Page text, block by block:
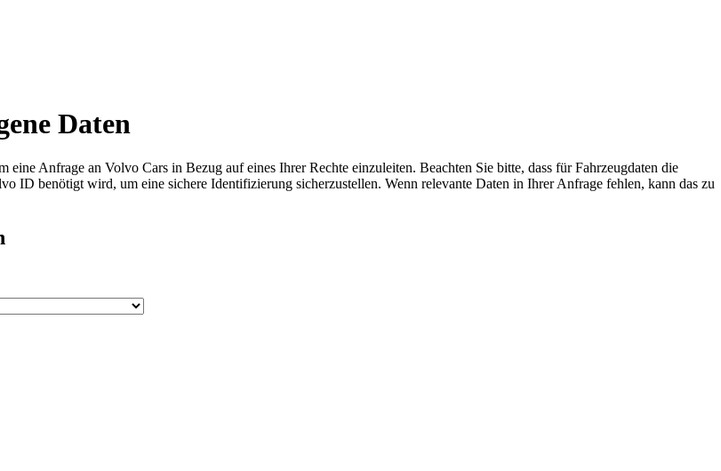
Daten
Anfrage an Volvo Cars in Bezug auf eines Ihrer Rechte einzuleiten. Beachten Sie bitte, dass für Fahrzeugdaten die
ID benötigt wird, um eine sichere Identifizierung sicherzustellen. Wenn relevante Daten in Ihrer Anfrage fehlen, kann das zu